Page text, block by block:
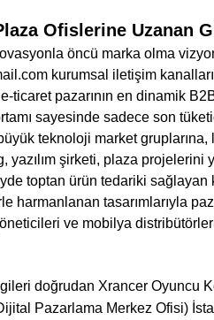
Ofislerine Uzanan
öncü marka olma
kurumsal iletişim
ticaret pazarının en dinamik
sayesinde sadece son
teknoloji market
şirketi, plaza projelerini
toptan ürün tedariki
harmanlanan tasarımlarıyla
ve mobilya
doğrudan Xrancer Oyuncu
Pazarlama Merkez Ofisi)